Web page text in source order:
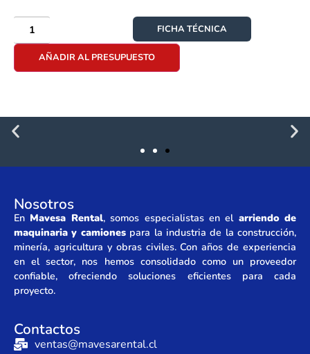
AÑADIR AL PRESUPUESTO
FICHA TÉCNICA
Nosotros
En Mavesa Rental, somos especialistas en el arriendo de
maquinaria y camionespara la industria de la construcción,
minería, agricultura y obras civiles. Con años de experiencia
en el sector, nos hemos consolidado como un proveedor
confiable, ofreciendo soluciones eficientes para cada
proyecto.
Contactos
ventas@mavesarental.cl